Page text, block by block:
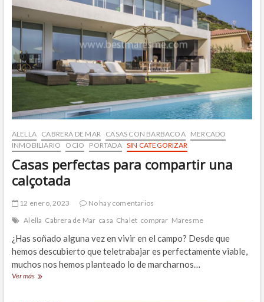
excepcional
sobre
comarca
del
Maresme
ALELLA CABRERA DE MAR CASAS CON BARBACOA
MERCADO
INMOBILIARIO
OCIO PORTADA SIN CATEGORIZAR
Casas perfectas para compartir una
calçotada
12 enero, 2023
No hay comentarios
Alella Cabrera de Mar casa Chalet comprar Maresme
¿Has soñado alguna vez en vivir en el campo? Desde que
hemos descubierto que teletrabajar es perfectamente viable,
muchos nos hemos planteado lo de marcharnos…
Ver másCasas